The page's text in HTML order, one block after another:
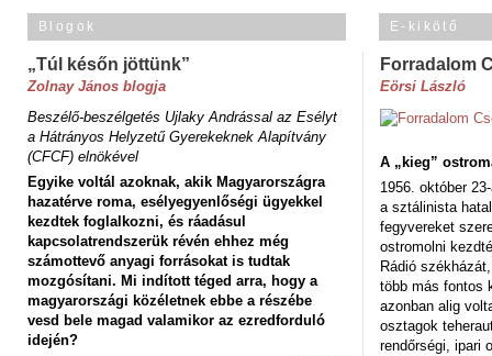
Blogok
„Túl későn jöttünk”
Zolnay János blogja
Beszélő-beszélgetés Ujlaky Andrással az Esélyt
a Hátrányos Helyzetű Gyerekeknek Alapítvány
(CFCF) elnökével
Egyike voltál azoknak, akik Magyarországra
hazatérve roma, esélyegyenlőségi ügyekkel
kezdtek foglalkozni, és ráadásul
kapcsolatrendszerük révén ehhez még
számottevő anyagi forrásokat is tudtak
mozgósítani. Mi indított téged arra, hogy a
magyarországi közéletnek ebbe a részébe
vesd bele magad valamikor az ezredforduló
idején?
E-kikötő
Forradalom
Eörsi László
A „kieg”
1956. október
a sztálinista
fegyvereket
ostromolni
Rádió
több más fontos
azonban alig
osztagok
rendőrségi, ipari